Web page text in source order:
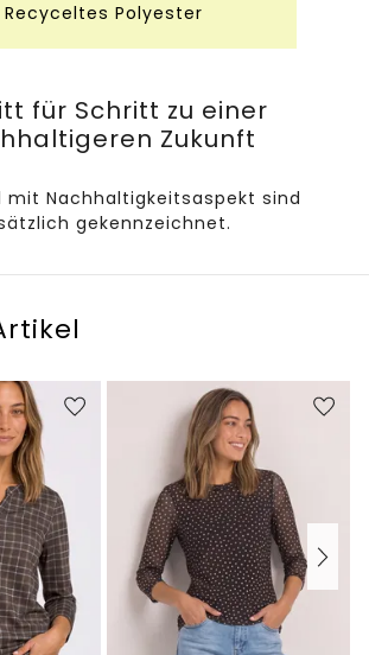
Recyceltes Polyester
für Schritt zu einer
Zukunft
mit Nachhaltigkeitsaspekt sind
gekennzeichnet.